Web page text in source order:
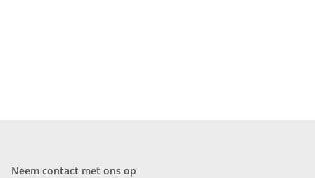
Neem contact met ons op